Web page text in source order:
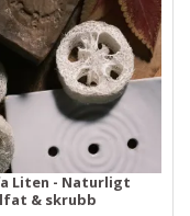
Liten - Naturligt
& skrubb